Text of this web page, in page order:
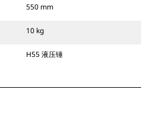
550 mm
10 kg
H55 液压锤